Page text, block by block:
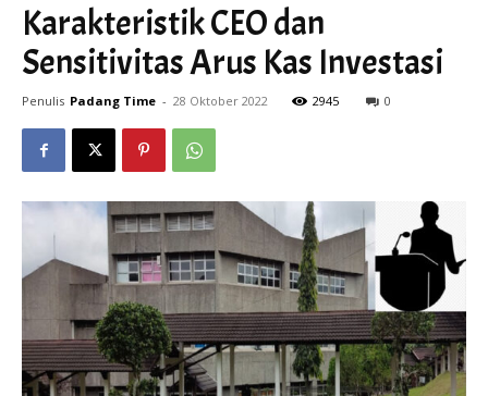
Karakteristik CEO dan
Sensitivitas Arus Kas Investasi
Penulis Padang Time - 28 Oktober 2022 2945 0